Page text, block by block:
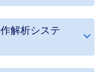
解析システ